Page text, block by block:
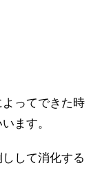
ってできた時
ます。
して消化する